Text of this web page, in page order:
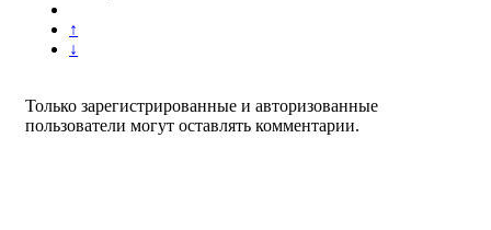
↑
↓
Только зарегистрированные и авторизованные
пользователи могут оставлять комментарии.